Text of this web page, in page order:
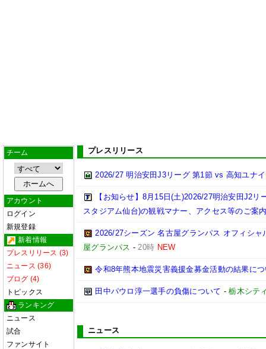
チーム
アカウント
ログイン
新規登録
新着情報
プレスリリース (3)
ニュース (36)
ブログ (4)
トピックス
ランキング
ニュース
試合
ファンサイト
プレスリリース
2026/27 明治安田J3リーグ 第1節 vs 高知ユナ
【お知らせ】8月15日(土)2026/27明治安田J2
スタジアム仙台)の観戦マナー、アクセス等のご案
2026/27シーズン 名古屋グランパス オフィシ
屋グランパス -20時 NEW
令和8年熊本地震災害義援金募金活動の結果に
田中パウロ淳一選手の負傷について -栃木シテ
ニュース